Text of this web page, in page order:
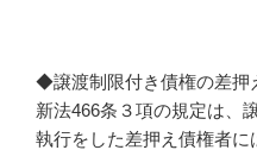
◆譲渡制限付き債権の差押
新法466条３項の規定は、
執行をした差押え債権者に